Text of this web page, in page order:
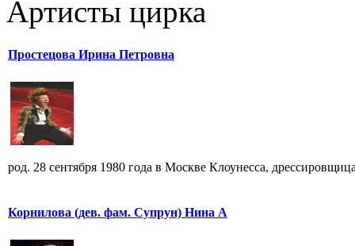
Артисты цирка
Простецова Ирина Петровна
род. 28 сентября 1980 года в Москве Клоунесса,
Корнилова (дев. фам. Супрун) Нина А